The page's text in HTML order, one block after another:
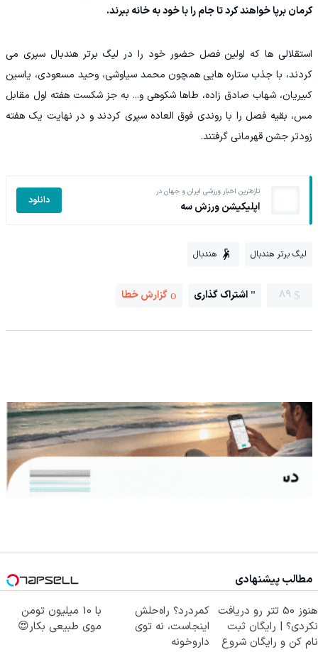
کرمان برپا خواهند کرد تا جام را با خود به خانه ببرند.
استقلالی ها که اولین فصل حضور خود را در لیگ برتر هندبال سپری می
کردند، با جذب ستاره هایی همچون محمد سیاوشی، وحید مسعودی، یاسین
کبیریان، شهاب صادق زاده، طاها شکوهی و... به جز شکست هفته اول مقابل
مس، بقیه فصل را با روندی فوق العاده سپری کردند و در نهایت یک هفته
زودتر جشن قهرمانی گرفتند.
تازه‌ترین اخبار ورزشی ایران و جهان در
اپلیکیشن ورزش سه دانلود
لیگ برتر هندبال هندبال
89 اشتراک گذاری گزارش خطا
مطالب پیشنهادی
هنوز 50 تتر رو دریافت
نکردی؟ | رایگان ثبت
نام کن و رایگان شروع
کمردرد؟ راه‌حلش
اینجاست، نه توی
داروخونه
با 10 میلیون تومن
موی طبیعی بکار😍